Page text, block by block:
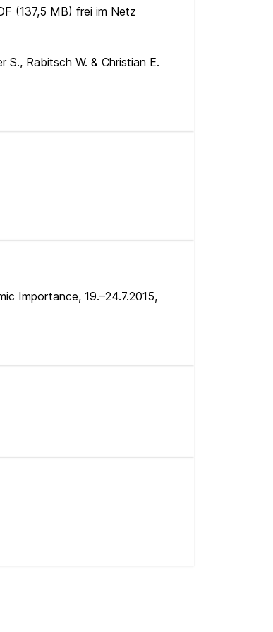
(137,5 MB) frei im Netz
Rabitsch W. & Christian E.
Importance, 19.–24.7.2015,